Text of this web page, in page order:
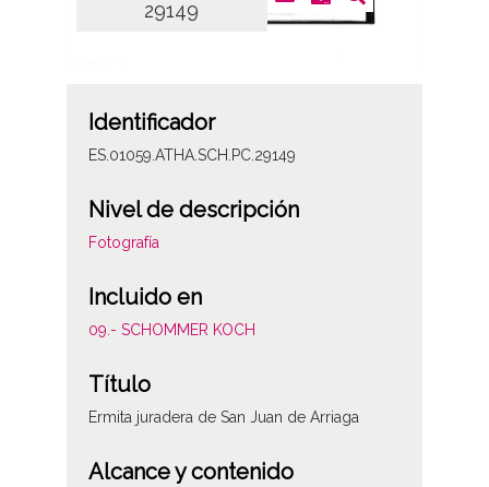
29149
Identificador
ES.01059.ATHA.SCH.PC.29149
Nivel de descripción
Fotografía
Incluido en
09.- SCHOMMER KOCH
Título
Ermita juradera de San Juan de Arriaga
Alcance y contenido